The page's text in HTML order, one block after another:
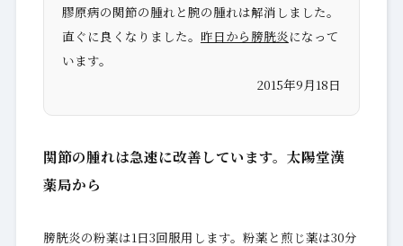
膠原病の関節の腫れと腕の腫れは解消しました。
直ぐに良くなりました。 昨日から膀胱炎になって
います。
2015年9月18日
関節の腫れは急速に改善しています。太陽堂漢
薬局から
膀胱炎の粉薬は1日3回服用します。粉薬と煎じ薬は30分